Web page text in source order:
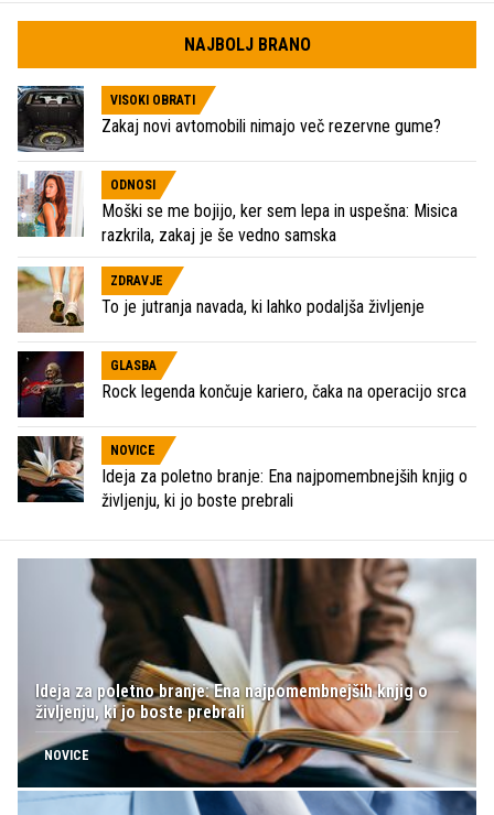
NAJBOLJ BRANO
VISOKI OBRATI
Zakaj novi avtomobili nimajo več rezervne gume?
ODNOSI
Moški se me bojijo, ker sem lepa in uspešna: Misica
razkrila, zakaj je še vedno samska
ZDRAVJE
To je jutranja navada, ki lahko podaljša življenje
GLASBA
Rock legenda končuje kariero, čaka na operacijo srca
NOVICE
Ideja za poletno branje: Ena najpomembnejših knjig o
življenju, ki jo boste prebrali
Ideja za poletno branje: Ena najpomembnejših knjig o
življenju, ki jo boste prebrali
NOVICE